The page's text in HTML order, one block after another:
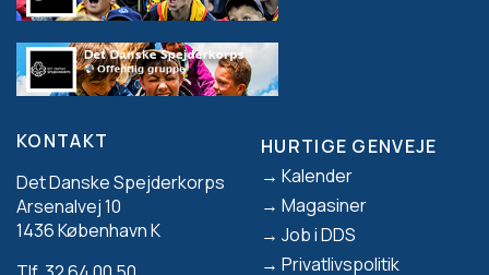
KONTAKT
Det Danske Spejderkorps
Arsenalvej 10
1436 København K
Footer
HURTIGE GENVEJE
Kalender
Magasiner
Job i DDS
Privatlivspolitik